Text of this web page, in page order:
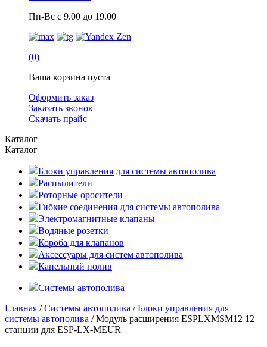
Пн-Вс с 9.00 до 19.00
(0)
Ваша корзина пуста
Оформить заказ
Заказать звонок
Скачать прайс
Каталог
Каталог
Блоки управления для системы автополива
Распылители
Роторные оросители
Гибкие соединения для системы автополива
Электромагнитные клапаны
Водяные розетки
Короба для клапанов
Аксессуары для систем автополива
Капельный полив
Системы автополива
Главная /Системы автополива /Блоки управления для
системы автополива / Модуль расширения ESPLXMSM12 12
станции для ESP-LX-MEUR